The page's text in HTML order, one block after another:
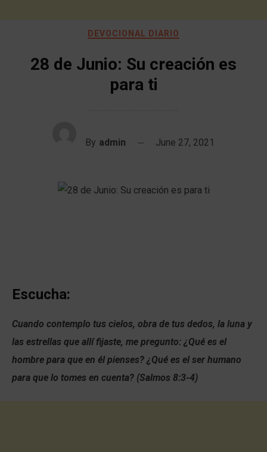
DEVOCIONAL DIARIO
28 de Junio: Su creación es
para ti
By admin June 27, 2021
Escucha:
Cuando contemplo tus cielos, obra de tus dedos, la luna y
las estrellas que allí fijaste, me pregunto: ¿Qué es el
hombre para que en él pienses? ¿Qué es el ser humano
para que lo tomes en cuenta? (Salmos 8:3-4)